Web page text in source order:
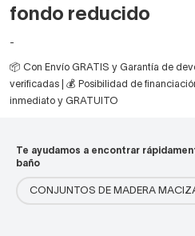
fondo reducido
-
📦 Con Envío GRATIS y Garantía de
verificadas | 💰 Posibilidad de
inmediato y GRATUITO
Te ayudamos a encontrar
baño
CONJUNTOS DE MADERA